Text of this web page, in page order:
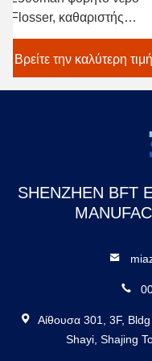
Flosser, καθαριστής
δοντιών πίεσης νερού
40-140PSI
Βρείτε την καλύτερη τιμή
SHENZHEN BFT
Αίθουσα 301, 3F,
Shayi, Shajing